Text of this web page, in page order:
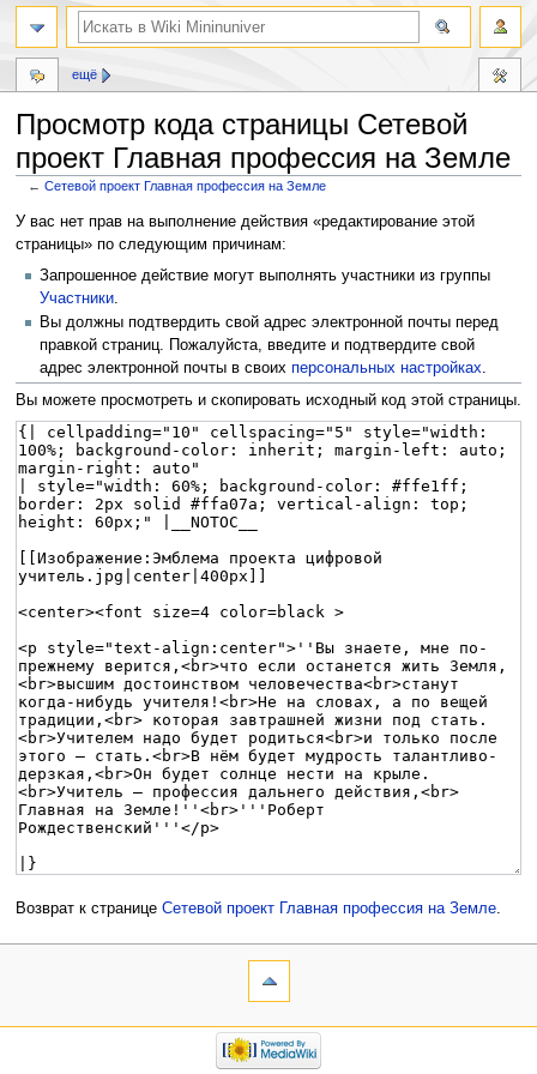
Просмотр кода страницы Сетевой
проект Главная профессия на Земле
←Сетевой проект Главная профессия на Земле
Перейти
к
навигации
Перейти
к
поиску
У вас нет прав на выполнение действия «редактирование этой
страницы» по следующим причинам:
Запрошенное действие могут выполнять участники из группы
Участники
Вы должны подтвердить свой адрес электронной почты перед
правкой страниц. Пожалуйста, введите и подтвердите свой
адрес электронной почты в своих персональных настройках
Вы можете просмотреть и скопировать исходный код этой страницы.
Возврат к странице Сетевой проект Главная профессия на Земле.
ещё